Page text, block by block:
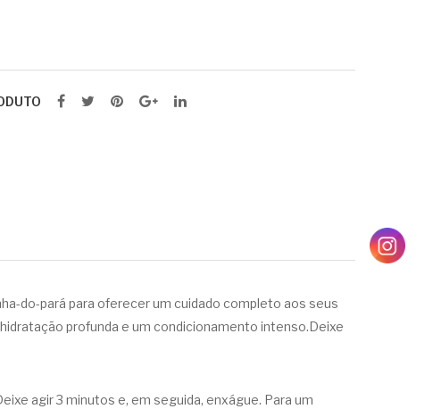
do-pará para oferecer um cuidado completo aos seus
profunda e um condicionamento intenso.Deixe
agir 3 minutos e, em seguida, enxágue. Para um